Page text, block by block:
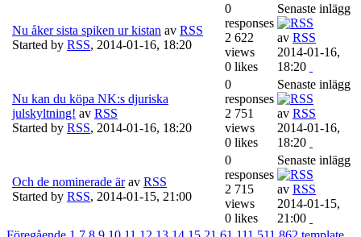
Nu åker sista spiken ur kistan av RSS
Started by RSS, 2014-01-16, 18:20
0
responses
2 622
views
0 likes
Senaste inlägg
av RSS
2014-01-16,
18:20
Nu kan du köpa NK:s djuriska
julskyltning! av RSS
Started by RSS, 2014-01-16, 18:20
0
responses
2 751
views
0 likes
Senaste inlägg
av RSS
2014-01-16,
18:20
Och de nominerade är av RSS
Started by RSS, 2014-01-15, 21:00
0
responses
2 715
views
0 likes
Senaste inlägg
av RSS
2014-01-15,
21:00